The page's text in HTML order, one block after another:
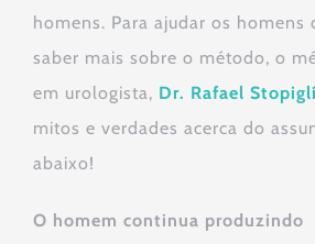
homens. Para ajudar os homens
saber mais sobre o método, o
em urologista, Dr. Rafael
mitos e verdades acerca do
abaixo!
O homem continua produzindo